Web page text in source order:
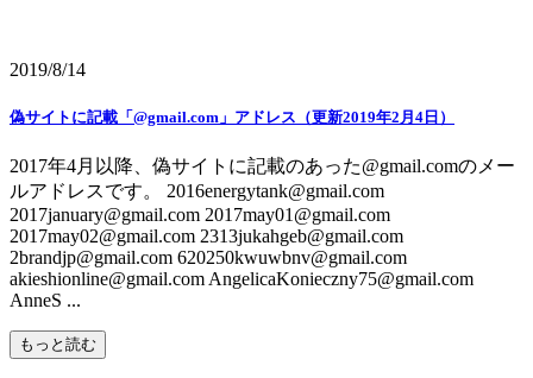
2019/8/14
偽サイトに記載「@gmail.com」アドレス（更新2019年2月4日）
2017年4月以降、偽サイトに記載のあった@gmail.comのメー
ルアドレスです。 2016energytank@gmail.com
2017january@gmail.com 2017may01@gmail.com
2017may02@gmail.com 2313jukahgeb@gmail.com
2brandjp@gmail.com 620250kwuwbnv@gmail.com
akieshionline@gmail.com AngelicaKonieczny75@gmail.com
AnneS ...
もっと読む